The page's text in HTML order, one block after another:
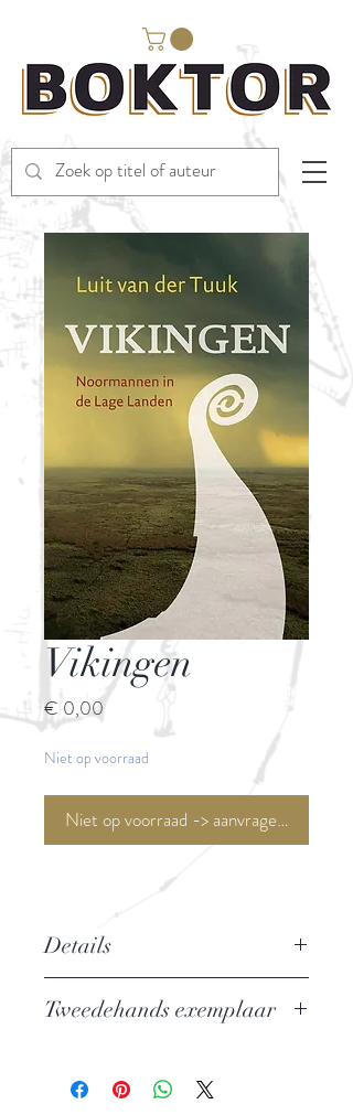
Vikingen
€ 0,00Prijs
Niet op voorraad
Niet op voorraad -> aanvragen <-
Details
Auteur: Luit van der Tuuk
Taal: Nederlands
Tweedehands exemplaar